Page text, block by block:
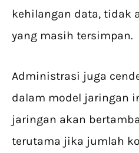
kehilangan data, tidak
yang masih tersimpan.
Administrasi juga
dalam model jaringan
jaringan akan
terutama jika jumlah